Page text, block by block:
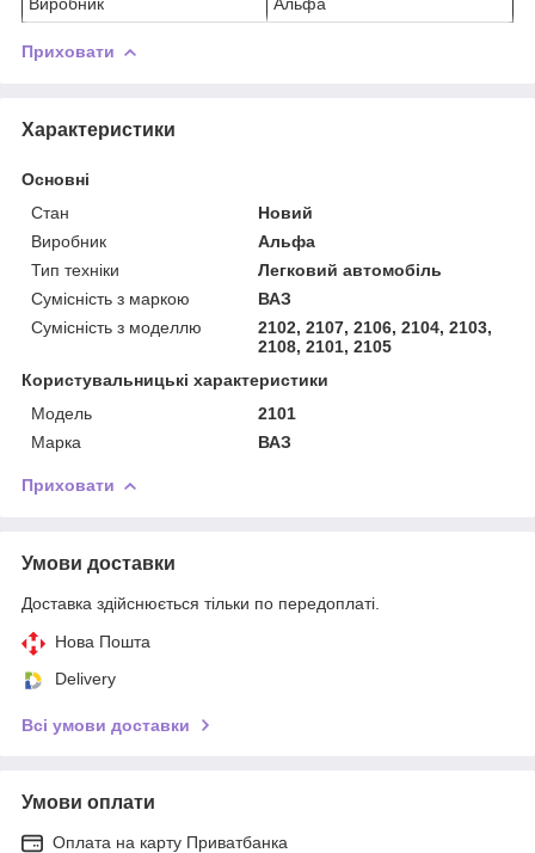
Приховати
Характеристики
Основні
Стан
Новий
Виробник
Альфа
Тип техніки
Легковий автомобіль
Сумісність з маркою
ВАЗ
Сумісність з моделлю
2102, 2107, 2106, 2104, 2103,
2108, 2101, 2105
Користувальницькі характеристики
Модель
2101
Марка
ВАЗ
Приховати
Умови доставки
Доставка здійснюється тільки по передоплаті.
Нова Пошта
Delivery
Всі умови доставки
Умови оплати
Оплата на карту Приватбанка